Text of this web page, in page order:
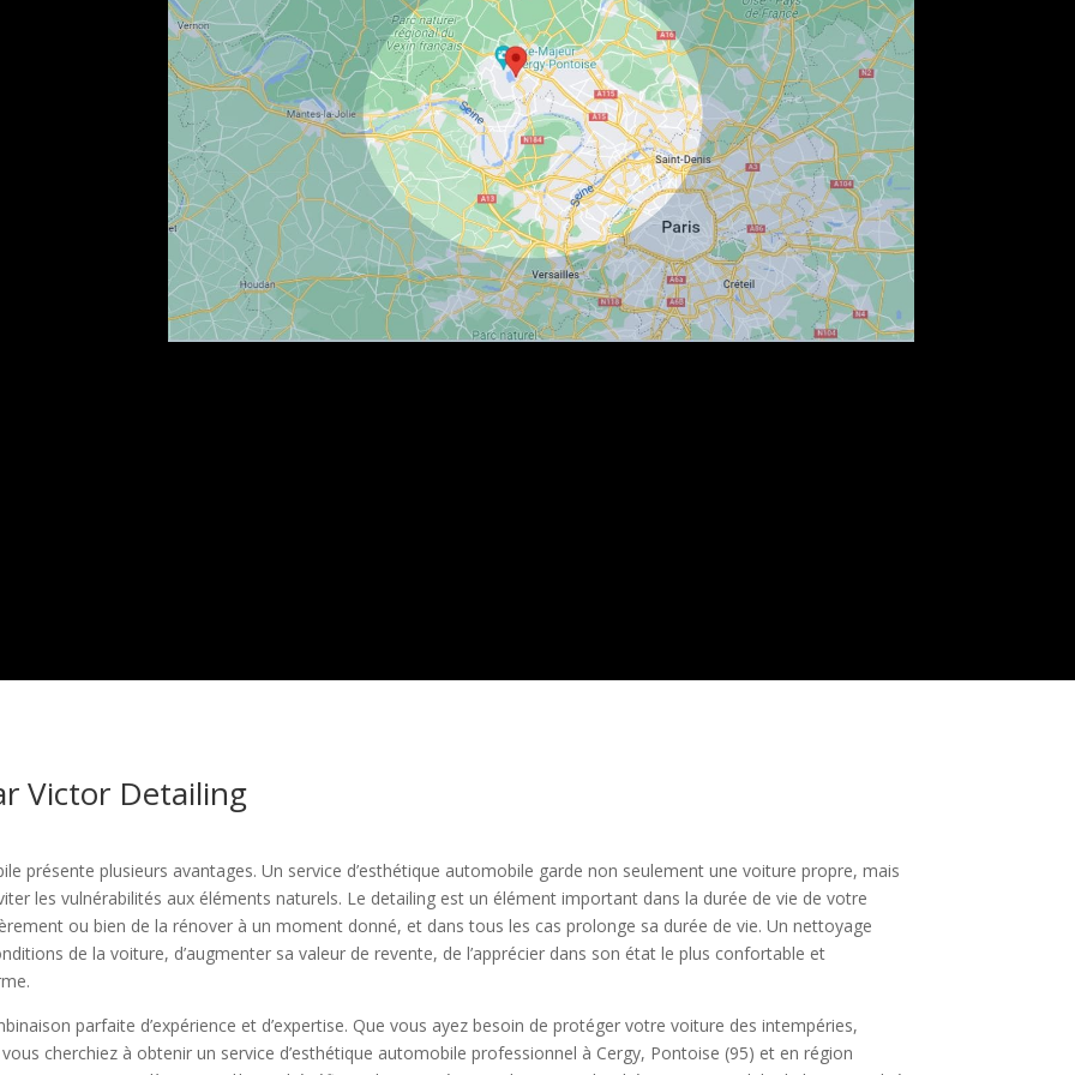
Victor Detailing
présente plusieurs avantages. Un service d’esthétique automobile garde non seulement une voiture propre, mais
les vulnérabilités aux éléments naturels. Le detailing est un élément important dans la durée de vie de votre
ou bien de la rénover à un moment donné, et dans tous les cas prolonge sa durée de vie. Un nettoyage
de la voiture, d’augmenter sa valeur de revente, de l’apprécier dans son état le plus confortable et
parfaite d’expérience et d’expertise. Que vous ayez besoin de protéger votre voiture des intempéries,
cherchiez à obtenir un service d’esthétique automobile professionnel à Cergy, Pontoise (95) et en région